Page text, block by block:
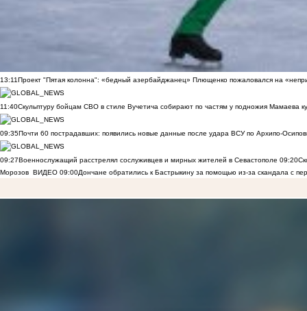
13:11Проект "Пятая колонна": «бедный азербайджанец» Плющенко пожаловался на
11:40Скульптуру бойцам СВО в стиле Вучетича собирают по частям у подножия Мамаева
09:35Почти 60 пострадавших: появились новые данные после удара ВСУ по Архипо-
09:27Военнослужащий расстрелял сослуживцев и мирных жителей в Севастополе 09:20
Морозов ВИДЕО 09:00Дончане обратились к Бастрыкину за помощью из-за скандала с